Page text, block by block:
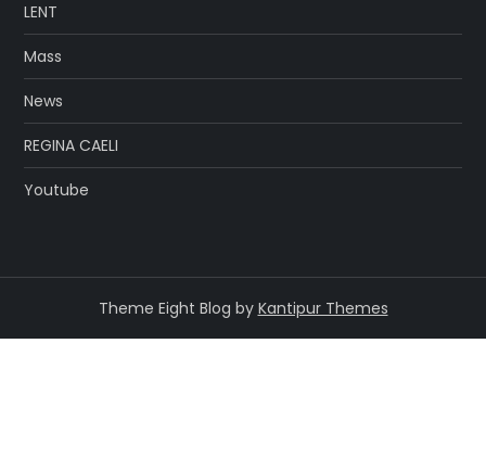
LENT
Mass
News
REGINA CAELI
Youtube
Theme Eight Blog by Kantipur Themes